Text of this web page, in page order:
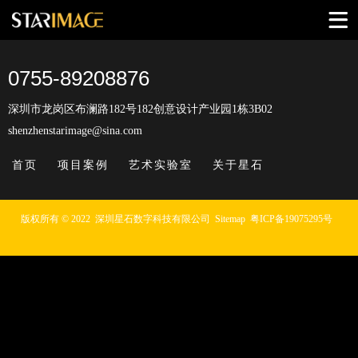
0755-89208876
深圳市龙岗区布澜路182号182创意设计产业园1栋3B02
shenzhenstarimage@sina.com
首页 项目案例 艺术实验室 关于星石
版权所有 © 2022 深圳星石数字科技有限公司 Sitemap 粤ICP备19075295号